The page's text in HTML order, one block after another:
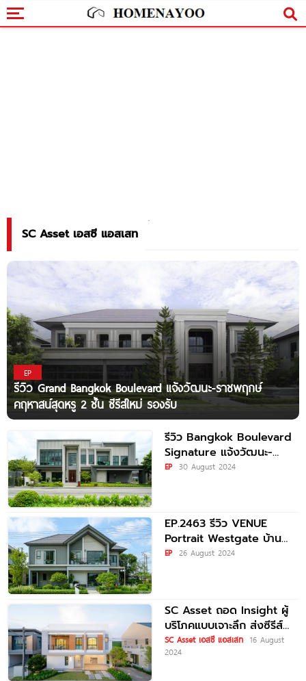
SC Asset เอสซี แอสเสท
EP
รีวิว Grand Bangkok Boulevard แจ้งวัฒนะ-ราชพฤกษ์
คฤหาสน์สุดหรู 2 ชั้น ซีรีส์ใหม่ รองรับ
รีวิว Bangkok Boulevard
Signature แจ้งวัฒนะ-
ราชพฤกษ์ บ้านหรูสังคม
EP 30 August 2024
EP.2463 รีวิว VENUE
Portrait Westgate บ้าน
เดี่ยวแบรนด์ใหม่จาก SC
EP 26 August 2024
SC Asset ถอด Insight ผู้
บริโภคแบบเจาะลึก ส่งซีรีส์
ใหม่ “บ้าน Introvert และ
บ้าน
SC Asset เอสซี แอสเสท 16 August
2024